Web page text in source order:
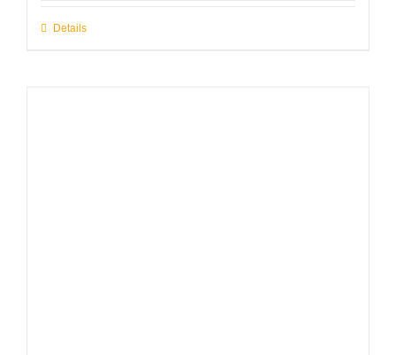
Details